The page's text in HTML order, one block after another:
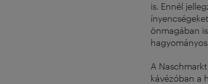
is. Ennél
önmagában
A
kávézóban a